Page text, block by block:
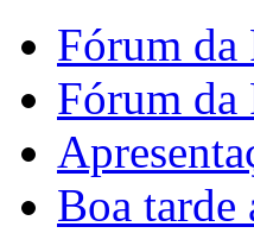
Fórum da
Fórum da
Boa tarde